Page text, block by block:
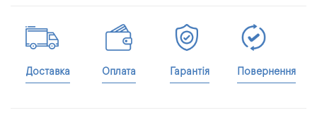
Доставка Оплата Гарантія Повернення